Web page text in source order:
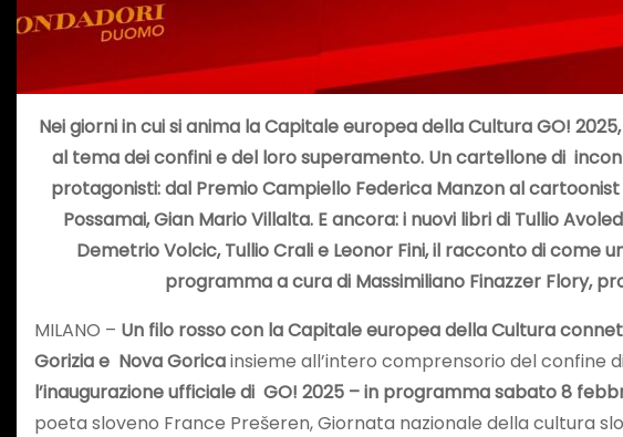
Nei giorni in cui si anima la Capitale europea della Cultura GO!
al tema dei confini e del loro superamento. Un cartellone di
protagonisti: dal Premio Campiello Federica Manzon al cartoonist
Possamai, Gian Mario Villalta. E ancora: i nuovi libri di Tullio
Demetrio Volcic, Tullio Crali e Leonor Fini, il racconto di
programma a cura di Massimiliano Finazzer Flory,
MILANO – Un filo rosso con la Capitale europea della Cultura
Gorizia e Nova Goricainsieme all’intero comprensorio del
l’inaugurazione ufficiale di GO! 2025 – in programma sabato 8
poeta sloveno France Prešeren, Giornata nazionale della cultura